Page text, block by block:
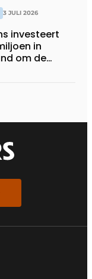
3 JULI 2026
investeert
in
om de